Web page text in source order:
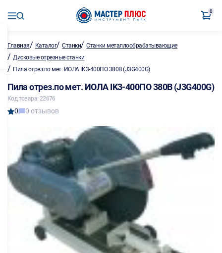
0
Главная/ Каталог/Станки/Станки металлообрабатывающие
/ Дисковые отрезные станки
/ Пила отрез.по мет. ИОЛА IK3-400ПО 380В (J3G400G)
Пила отрез.по мет. ИОЛА IK3-400ПО 380В (J3G400G)
Код товара: 22676
0 0 отзывов